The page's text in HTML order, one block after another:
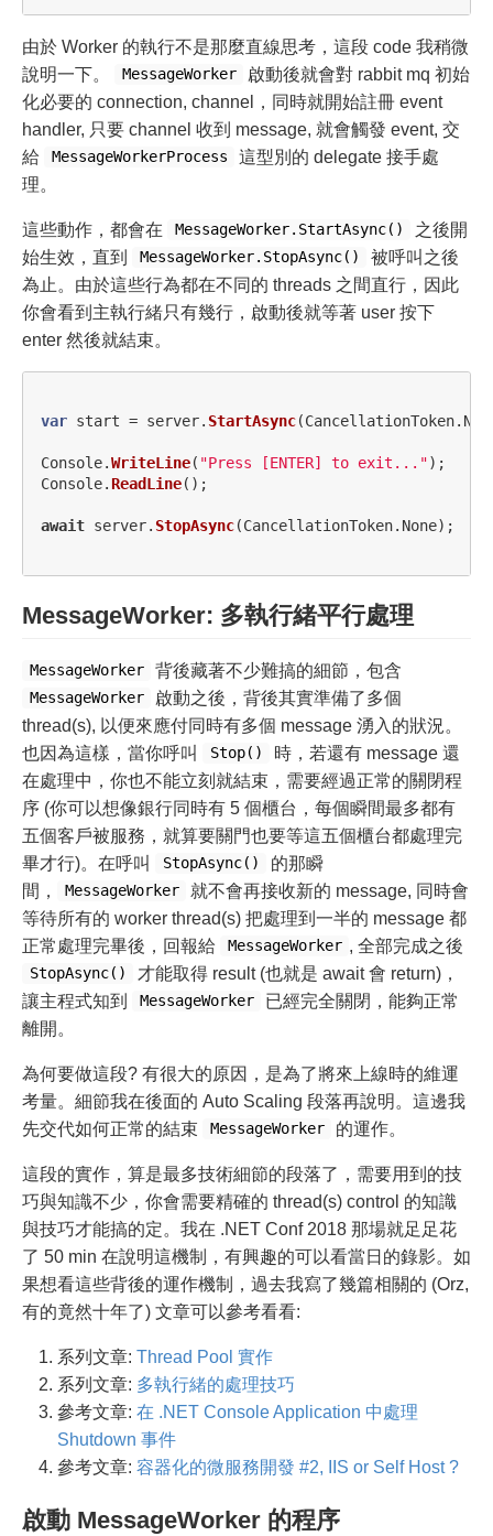
由於 Worker 的執行不是那麼直線思考，這段 code 我稍微
說明一下。
MessageWorker
啟動後就會對 rabbit mq 初始
化必要的 connection, channel，同時就開始註冊 event
handler, 只要 channel 收到 message, 就會觸發 event, 交
給
MessageWorkerProcess
這型別的 delegate 接手處
理。
這些動作，都會在 MessageWorker.StartAsync()
之後開
始生效，直到
MessageWorker.StopAsync()
被呼叫之後
為止。由於這些行為都在不同的 threads 之間直行，因此
你會看到主執行緒只有幾行，啟動後就等著 user 按下
enter 然後就結束。
var start = server. StartAsync(CancellationToken.
Console.WriteLine( "Press [ENTER] to exit...");
Console.ReadLine();
await server. StopAsync(CancellationToken. None);
MessageWorker: 多執行緒平行處理
MessageWorker 背後藏著不少難搞的細節，包含
MessageWorker
啟動之後，背後其實準備了多個
thread(s), 以便來應付同時有多個 message 湧入的狀況。
也因為這樣，當你呼叫
Stop()
時，若還有 message 還
在處理中，你也不能立刻就結束，需要經過正常的關閉程
序 (你可以想像銀行同時有 5 個櫃台，每個瞬間最多都有
五個客戶被服務，就算要關門也要等這五個櫃台都處理完
畢才行)。在呼叫
StopAsync()
的那瞬
間，
MessageWorker
就不會再接收新的 message, 同時會
等待所有的 worker thread(s) 把處理到一半的 message 都
正常處理完畢後，回報給
MessageWorker , 全部完成之後
StopAsync()
才能取得 result (也就是 await 會 return)，
讓主程式知到
MessageWorker
已經完全關閉，能夠正常
離開。
為何要做這段? 有很大的原因，是為了將來上線時的維運
考量。細節我在後面的 Auto Scaling 段落再說明。這邊我
先交代如何正常的結束
MessageWorker 的運作。
這段的實作，算是最多技術細節的段落了，需要用到的技
巧與知識不少，你會需要精確的 thread(s) control 的知識
與技巧才能搞的定。我在 .NET Conf 2018 那場就足足花
了 50 min 在說明這機制，有興趣的可以看當日的錄影。如
果想看這些背後的運作機制，過去我寫了幾篇相關的 (Orz,
有的竟然十年了) 文章可以參考看看:
系列文章: Thread Pool 實作
系列文章: 多執行緒的處理技巧
參考文章: 在 .NET Console Application 中處理
Shutdown 事件
參考文章: 容器化的微服務開發 #2, IIS or Self Host ?
啟動 MessageWorker 的程序